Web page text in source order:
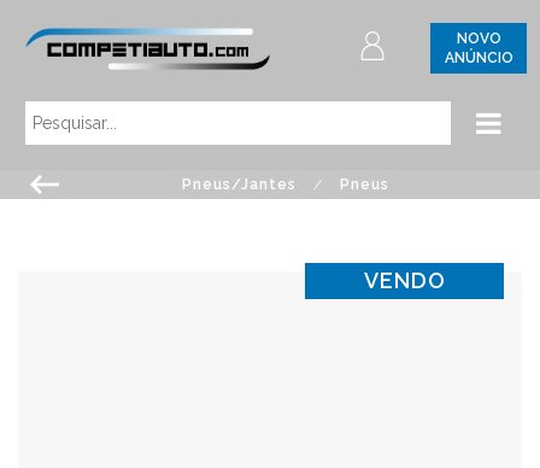
NOVO
ANÚNCIO
Pneus/Jantes / Pneus
VENDO